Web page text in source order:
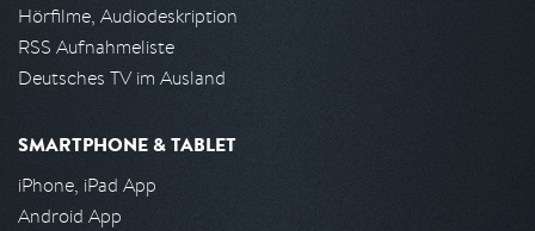
Hörfilme, Audiodeskription
RSS Aufnahmeliste
Deutsches TV im Ausland
SMARTPHONE & TABLET
iPhone, iPad App
Android App